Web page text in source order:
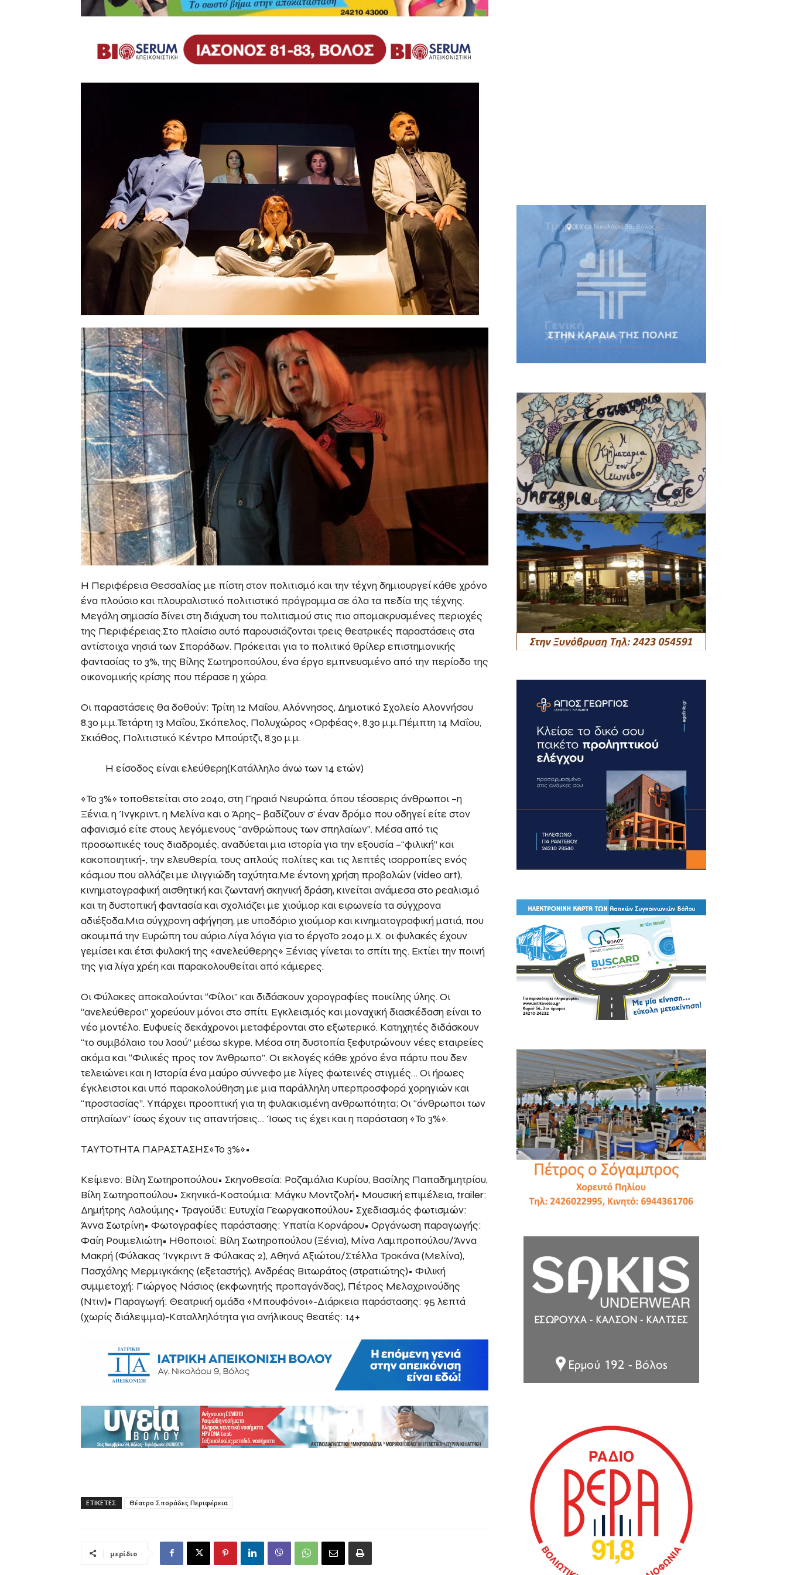
Η Περιφέρεια Θεσσαλίας με πίστη στον πολιτισμό και την τέχνη δημιουργεί κάθε χρόνο
ένα πλούσιο και πλουραλιστικό πολιτιστικό πρόγραμμα σε όλα τα πεδία της τέχνης.
Μεγάλη σημασία δίνει στη διάχυση του πολιτισμού στις πιο απομακρυσμένες περιοχές
της Περιφέρειας.Στο πλαίσιο αυτό παρουσιάζονται τρεις θεατρικές παραστάσεις στα
αντίστοιχα νησιά των Σποράδων. Πρόκειται για το πολιτικό θρίλερ επιστημονικής
φαντασίας το 3%, της Βίλης Σωτηροπούλου, ένα έργο εμπνευσμένο από την περίοδο της
οικονομικής κρίσης που πέρασε η χώρα.
Οι παραστάσεις θα δοθούν: Τρίτη 12 Μαΐου, Αλόννησος, Δημοτικό Σχολείο Αλοννήσου
8.30 μ.μ.Τετάρτη 13 Μαΐου, Σκόπελος, Πολυχώρος «Ορφέας», 8.30 μ.μ.Πέμπτη 14 Μαΐου,
Σκιάθος, Πολιτιστικό Κέντρο Μπούρτζι, 8.30 μ.μ.
Η είσοδος είναι ελεύθερη(Κατάλληλο άνω των 14 ετών)
«Το 3%» τοποθετείται στο 2040, στη Γηραιά Νευρώπα, όπου τέσσερις άνθρωποι –η
Ξένια, η Ίνγκριντ, η Μελίνα και ο Άρης– βαδίζουν σ’ έναν δρόμο που οδηγεί είτε στον
αφανισμό είτε στους λεγόμενους “ανθρώπους των σπηλαίων”. Μέσα από τις
προσωπικές τους διαδρομές, αναδύεται μια ιστορία για την εξουσία –“φιλική” και
κακοποιητική-, την ελευθερία, τους απλούς πολίτες και τις λεπτές ισορροπίες ενός
κόσμου που αλλάζει με ιλιγγιώδη ταχύτητα.Με έντονη χρήση προβολών (video art),
κινηματογραφική αισθητική και ζωντανή σκηνική δράση, κινείται ανάμεσα στο ρεαλισμό
και τη δυστοπική φαντασία και σχολιάζει με χιούμορ και ειρωνεία τα σύγχρονα
αδιέξοδα.Μια σύγχρονη αφήγηση, με υποδόριο χιούμορ και κινηματογραφική ματιά, που
ακουμπά την Ευρώπη του αύριο.Λίγα λόγια για το έργοΤο 2040 μ.Χ. οι φυλακές έχουν
γεμίσει και έτσι φυλακή της «ανελεύθερης» Ξένιας γίνεται το σπίτι της. Εκτίει την ποινή
της για λίγα χρέη και παρακολουθείται από κάμερες.
Οι Φύλακες αποκαλούνται “Φίλοι’’ και διδάσκουν χορογραφίες ποικίλης ύλης. Οι
‘’ανελεύθεροι’’ χορεύουν μόνοι στο σπίτι. Εγκλεισμός και μοναχική διασκέδαση είναι το
νέο μοντέλο. Ευφυείς δεκάχρονοι μεταφέρονται στο εξωτερικό. Κατηχητές διδάσκουν
“το συμβόλαιο του λαού’’ μέσω skype. Μέσα στη δυστοπία ξεφυτρώνουν νέες εταιρείες
ακόμα και “Φιλικές προς τον Άνθρωπο”. Οι εκλογές κάθε χρόνο ένα πάρτυ που δεν
τελειώνει και η Ιστορία ένα μαύρο σύννεφο με λίγες φωτεινές στιγμές… Οι ήρωες
έγκλειστοι και υπό παρακολούθηση με μια παράλληλη υπερπροσφορά χορηγιών και
“προστασίας”. Υπάρχει προοπτική για τη φυλακισμένη ανθρωπότητα; Οι “άνθρωποι των
σπηλαίων” ίσως έχουν τις απαντήσεις… Ίσως τις έχει και η παράσταση «Το 3%».
ΤΑΥΤΟΤΗΤΑ ΠΑΡΑΣΤΑΣΗΣ«Το 3%»•
Κείμενο: Βίλη Σωτηροπούλου• Σκηνοθεσία: Ροζαμάλια Κυρίου, Βασίλης Παπαδημητρίου,
Βίλη Σωτηροπούλου• Σκηνικά-Κοστούμια: Μάγκυ Μοντζολή• Μουσική επιμέλεια, trailer:
Δημήτρης Λαλούμης• Τραγούδι: Ευτυχία Γεωργακοπούλου• Σχεδιασμός φωτισμών:
Άννα Σωτρίνη• Φωτογραφίες παράστασης: Υπατία Κορνάρου• Οργάνωση παραγωγής:
Φαίη Ρουμελιώτη• Ηθοποιοί: Βίλη Σωτηροπούλου (Ξένια), Μίνα Λαμπροπούλου/Άννα
Μακρή (Φύλακας Ίνγκριντ & Φύλακας 2), Αθηνά Αξιώτου/Στέλλα Τροκάνα (Μελίνα),
Πασχάλης Μερμιγκάκης (εξεταστής), Ανδρέας Βιτωράτος (στρατιώτης)• Φιλική
συμμετοχή: Γιώργος Νάσιος (εκφωνητής προπαγάνδας), Πέτρος Μελαχρινούδης
(Ντιν)• Παραγωγή: Θεατρική ομάδα «Μπουφόνοι»-Διάρκεια παράστασης: 95 λεπτά
(χωρίς διάλειμμα)-Καταλληλότητα για ανήλικους θεατές: 14+
ΕΤΙΚΕΤΕΣ Θέατρο Σποράδες Περιφέρεια
μερίδιο